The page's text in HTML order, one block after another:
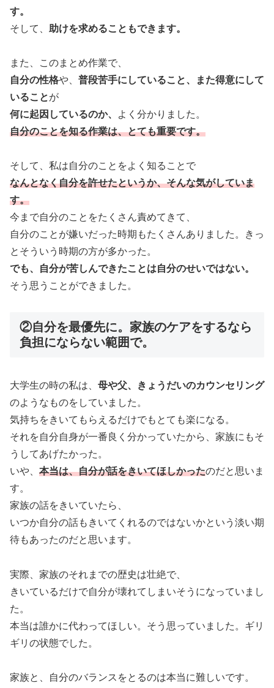
す。
そして、 助けを求めることもできます。
また、このまとめ作業で、
自分の性格や、 普段苦手にしていること、また得意にして
いることが
何に起因しているのか、
よく分かりました。
自分のことを知る作業は、とても重要です。
そして、私は自分のことをよく知ることで
なんとなく自分を許せたというか、そんな気がしていま
す。
今まで自分のことをたくさん責めてきて、
自分のことが嫌いだった時期もたくさんありました。きっ
とそういう時期の方が多かった。
でも、自分が苦しんできたことは自分のせいではない。
そう思うことができました。
②自分を最優先に。家族のケアをするなら
負担にならない範囲で。
大学生の時の私は、 母や父、きょうだいのカウンセリング
のようなものをしていました。
気持ちをきいてもらえるだけでもとても楽になる。
それを自分自身が一番良く分かっていたから、家族にもそ
うしてあげたかった。
いや、 本当は、自分が話をきいてほしかったのだと思いま
す。
家族の話をきいていたら、
いつか自分の話もきいてくれるのではないかという淡い期
待もあったのだと思います。
実際、家族のそれまでの歴史は壮絶で、
きいているだけで自分が壊れてしまいそうになっていまし
た。
本当は誰かに代わってほしい。そう思っていました。ギリ
ギリの状態でした。
家族と、自分のバランスをとるのは本当に難しいです。